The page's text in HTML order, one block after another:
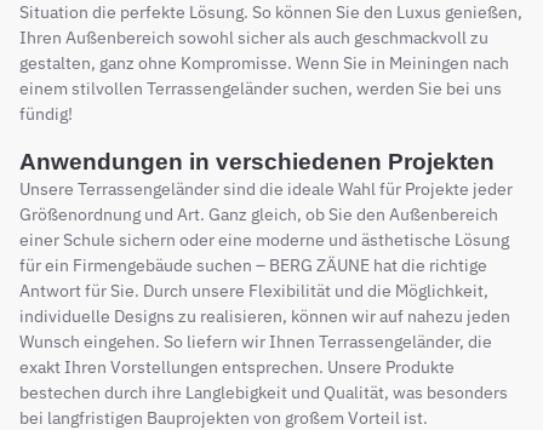
Situation die perfekte Lösung. So können Sie den Luxus genießen,
Ihren Außenbereich sowohl sicher als auch geschmackvoll zu
gestalten, ganz ohne Kompromisse. Wenn Sie in Meiningen nach
einem stilvollen Terrassengeländer suchen, werden Sie bei uns
fündig!
Anwendungen in verschiedenen Projekten
Unsere Terrassengeländer sind die ideale Wahl für Projekte jeder
Größenordnung und Art. Ganz gleich, ob Sie den Außenbereich
einer Schule sichern oder eine moderne und ästhetische Lösung
für ein Firmengebäude suchen – BERG ZÄUNE hat die richtige
Antwort für Sie. Durch unsere Flexibilität und die Möglichkeit,
individuelle Designs zu realisieren, können wir auf nahezu jeden
Wunsch eingehen. So liefern wir Ihnen Terrassengeländer, die
exakt Ihren Vorstellungen entsprechen. Unsere Produkte
bestechen durch ihre Langlebigkeit und Qualität, was besonders
bei langfristigen Bauprojekten von großem Vorteil ist.